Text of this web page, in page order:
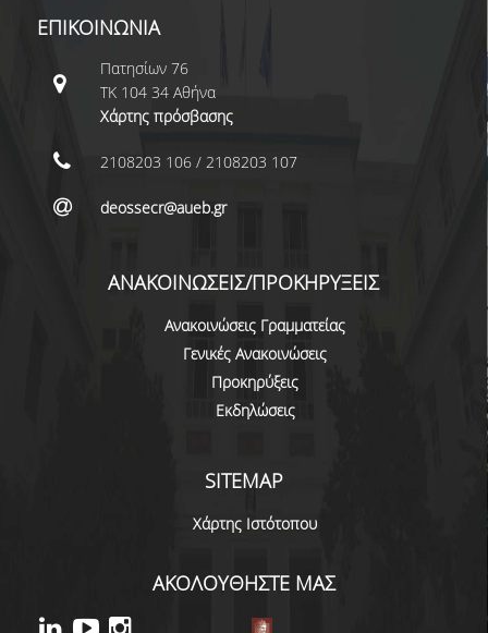
ΕΠΙΤΙΜΟΙ ΔΙΔΑΚΤΟΡΕΣ / ΕΡΕΥΝΗΤΙΚΟΙ
ΕΤΑΙΡΟΙ
ΕΝΤΕΤΑΛΜΕΝΟΙ ΔΙΔΑΣΚΟΝΤΕΣ
ΜΕΤΑΔΙΔΑΚΤΟΡΕΣ
ΔΙΟΙΚΗΤΙΚΟ ΠΡΟΣΩΠΙΚΟ
ΤΜΗΜΑΤΟΣ
ΜΗΤΡΩΑ ΜΕΛΩΝ ΤΜΗΜΑΤΟΣ
ΥΠΟΨΗΦΙΟΙ ΦΟΙΤΗΤΕΣ
ΓΙΑΤΙ ΔΕΟΣ
ΟΙΚΟΝΟΜΙΚΑ ΜΕ ΔΙΕΘΝΗ ΔΙΑΣΤΑΣΗ
ΕΠΙΚΟΙΝΩΝΙΑ
Πατησίων 76
ΤΚ 104 34 Αθήνα
Χάρτης πρόσβασης
2108203 106 / 2108203 107
deossecr@aueb.gr
ΑΝΑΚΟΙΝΩΣΕΙΣ/ΠΡΟΚΗΡΥΞΕΙΣ
Ανακοινώσεις Γραμματείας
Γενικές Ανακοινώσεις
Προκηρύξεις
Εκδηλώσεις
SITEMAP
Χάρτης Ιστότοπου
ΑΚΟΛΟΥΘΗΣΤΕ ΜΑΣ